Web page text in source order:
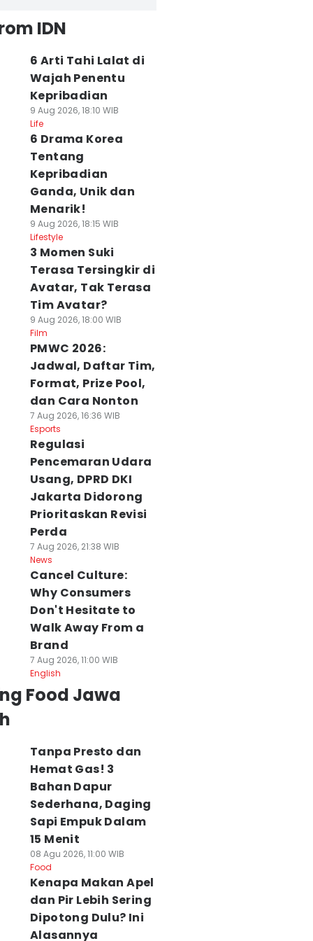
IDN
6 Arti Tahi Lalat di
Wajah Penentu
Kepribadian
9 Aug 2026, 18:10 WIB
Life
6 Drama Korea
Tentang
Kepribadian
Ganda, Unik dan
Menarik!
9 Aug 2026, 18:15 WIB
Lifestyle
3 Momen Suki
Terasa Tersingkir di
Avatar, Tak Terasa
Tim Avatar?
9 Aug 2026, 18:00 WIB
Film
PMWC 2026:
Jadwal, Daftar Tim,
Format, Prize Pool,
dan Cara Nonton
7 Aug 2026, 16:36 WIB
Esports
Regulasi
Pencemaran Udara
Usang, DPRD DKI
Jakarta Didorong
Prioritaskan Revisi
Perda
7 Aug 2026, 21:38 WIB
News
Cancel Culture:
Why Consumers
Don't Hesitate to
Walk Away From a
Brand
7 Aug 2026, 11:00 WIB
English
Food Jawa
Tanpa Presto dan
Hemat Gas! 3
Bahan Dapur
Sederhana, Daging
Sapi Empuk Dalam
15 Menit
08 Agu 2026, 11:00 WIB
Food
Kenapa Makan Apel
dan Pir Lebih Sering
Dipotong Dulu? Ini
Alasannya